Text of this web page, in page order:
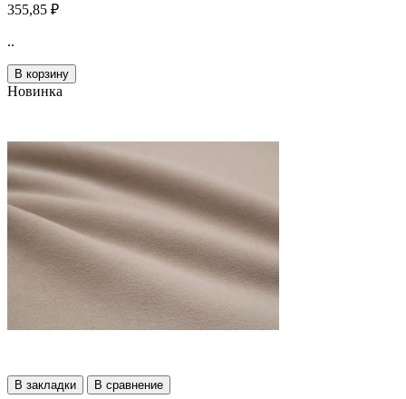
355,85 ₽
..
В корзину
Новинка
В закладки В сравнение